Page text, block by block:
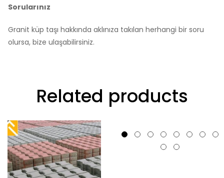
Sorularınız
Granit küp taşı hakkında aklınıza takılan herhangi bir soru
olursa, bize ulaşabilirsiniz.
Related products